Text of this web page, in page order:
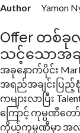
Author
Yamon
Offer တစ်
သင့်သောအခ
အခုနောက်ပိုင်း
အရည်အချင်းပြည့်စုံ
ကများလာပြီး
ကြောင့် ကုမ္ပဏီတော်
ကိုယ့်ကုမ္ပဏီမှာ အလုပ်